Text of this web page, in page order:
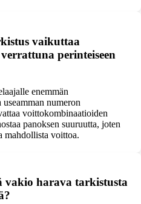
vaikuttaa
perinteiseen
enemmän
numeron
voittokombinaatioiden
panoksen suuruutta, joten
mahdollista voittoa.
harava tarkistusta